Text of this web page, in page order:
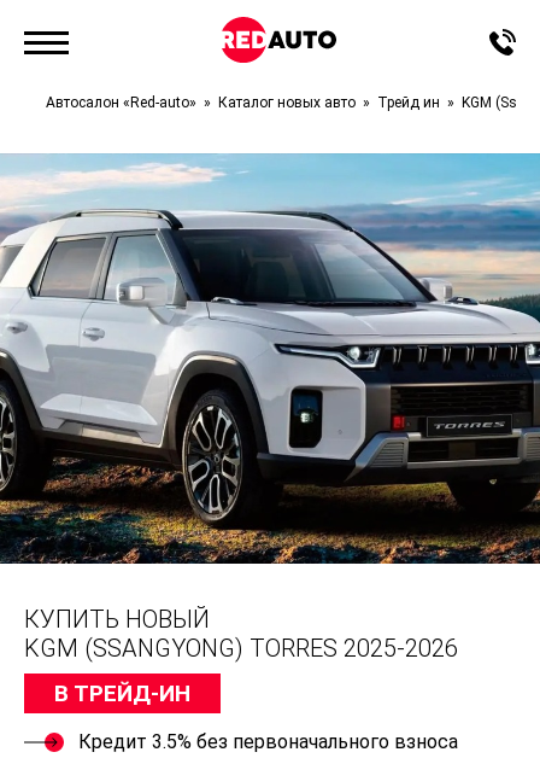
Автосалон «Red-auto» Каталог новых авто Трейд ин KGM
КУПИТЬ НОВЫЙ
KGM (SSANGYONG) TORRES 2025-2026
В ТРЕЙД-ИН
Кредит 3.5% без первоначального взноса